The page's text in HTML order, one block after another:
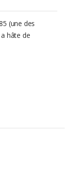
(une des
hâte de